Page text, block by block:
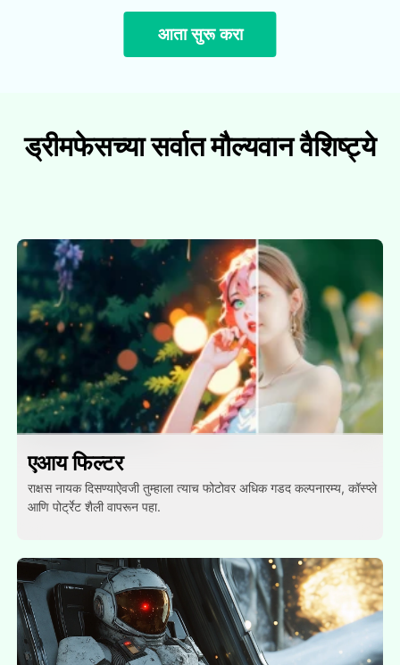
आता सुरू करा
ड्रीमफेसच्या सर्वात मौल्यवान वैशिष्ट्ये
एआय फिल्टर
राक्षस नायक दिसण्याऐवजी तुम्हाला त्याच फोटोवर अधिक गडद कल्पनारम्य, कॉस्प्ले
आणि पोर्ट्रेट शैली वापरून पहा.